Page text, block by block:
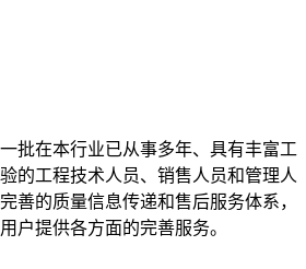
批在本行业已从事多年、具有丰富工
的工程技术人员、销售人员和管理人
善的质量信息传递和售后服务体系，
户提供各方面的完善服务。